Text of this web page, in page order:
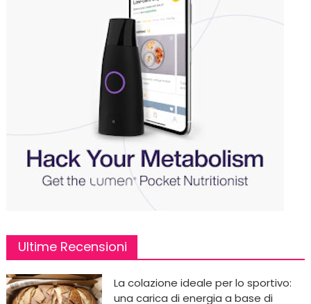
Ultime Recensioni
La colazione ideale per lo sportivo:
una carica di energia a base di